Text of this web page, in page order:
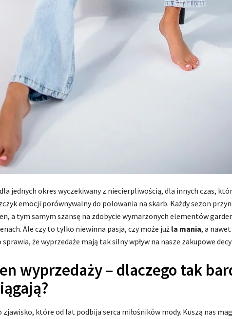
jednych okres wyczekiwany z niecierpliwością, dla innych czas,
emocji porównywalny do polowania na skarb. Każdy sezon
a tym samym szansę na zdobycie wymarzonych elementów
Ale czy to tylko niewinna pasja, czy może już la mania, a
sprawia, że wyprzedaże mają tak silny wpływ na nasze zakupowe
wyprzedaży – dlaczego tak
zjawisko, które od lat podbija serca miłośników mody. Kuszą nas